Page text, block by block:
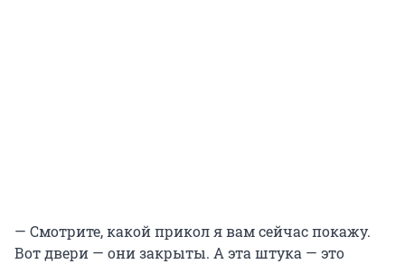
— Смотрите, какой прикол я вам сейчас покажу.
Вот двери — они закрыты. А эта штука — это